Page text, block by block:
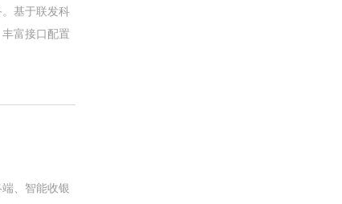
基于联发科
富接口配置
、智能收银